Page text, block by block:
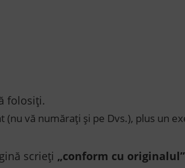
folosiți.
vă numărați și pe Dvs.), plus un
scrieți „conform cu originalul”